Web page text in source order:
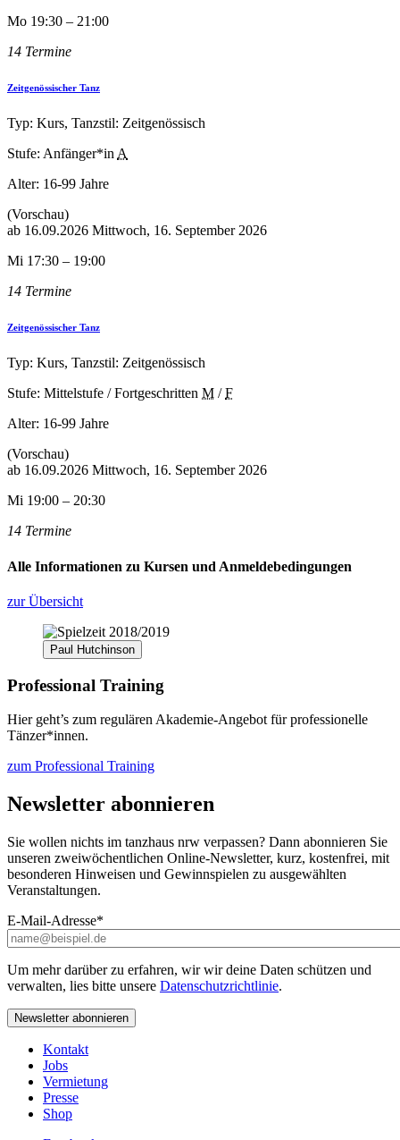
Mo 19:30 – 21:00
14 Termine
Zeitgenössischer Tanz
Typ: Kurs, Tanzstil: Zeitgenössisch
Stufe: Anfänger*in A
Alter: 16-99 Jahre
(Vorschau)
ab 16.09.2026 Mittwoch, 16. September 2026
Mi 17:30 – 19:00
14 Termine
Zeitgenössischer Tanz
Typ: Kurs, Tanzstil: Zeitgenössisch
Stufe: Mittelstufe / Fortgeschritten M /F
Alter: 16-99 Jahre
(Vorschau)
ab 16.09.2026 Mittwoch, 16. September 2026
Mi 19:00 – 20:30
14 Termine
Alle Informationen zu Kursen und Anmeldebedingungen
zur Übersicht
Paul Hutchinson
Professional Training
Hier geht’s zum regulären Akademie-Angebot für professionelle
Tänzer*innen.
zum Professional Training
Newsletter abonnieren
Sie wollen nichts im tanzhaus nrw verpassen? Dann abonnieren Sie
unseren zweiwöchentlichen Online-Newsletter, kurz, kostenfrei, mit
besonderen Hinweisen und Gewinnspielen zu ausgewählten
Veranstaltungen.
E-Mail-Adresse*
Um mehr darüber zu erfahren, wir wir deine Daten schützen und
verwalten, lies bitte unsere Datenschutzrichtlinie.
Kontakt
Jobs
Vermietung
Presse
Shop